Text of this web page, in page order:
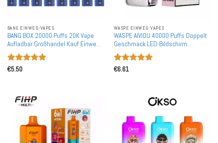
BANG EINWEG-VAPES
BANG BOX 20000 Puffs 20K Vape
Aufladbar Großhandel Kauf Einweg-
Vape Großhandel
Bewertet
€5.50
WASPE EINWEG-VAPES
WASPE AIVIOU 40000 Puffs Doppelt
Geschmack LED-Bildschirm
Großhandel Kauf Aufladbare
Einweg-Vapes Großhandel
Bewertet
€6.61